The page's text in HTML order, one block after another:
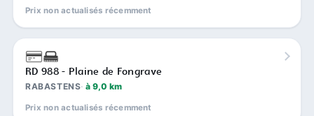
Prix non actualisés récemment
RD 988 - Plaine de Fongrave
RABASTENS à 9,0 km
Prix non actualisés récemment